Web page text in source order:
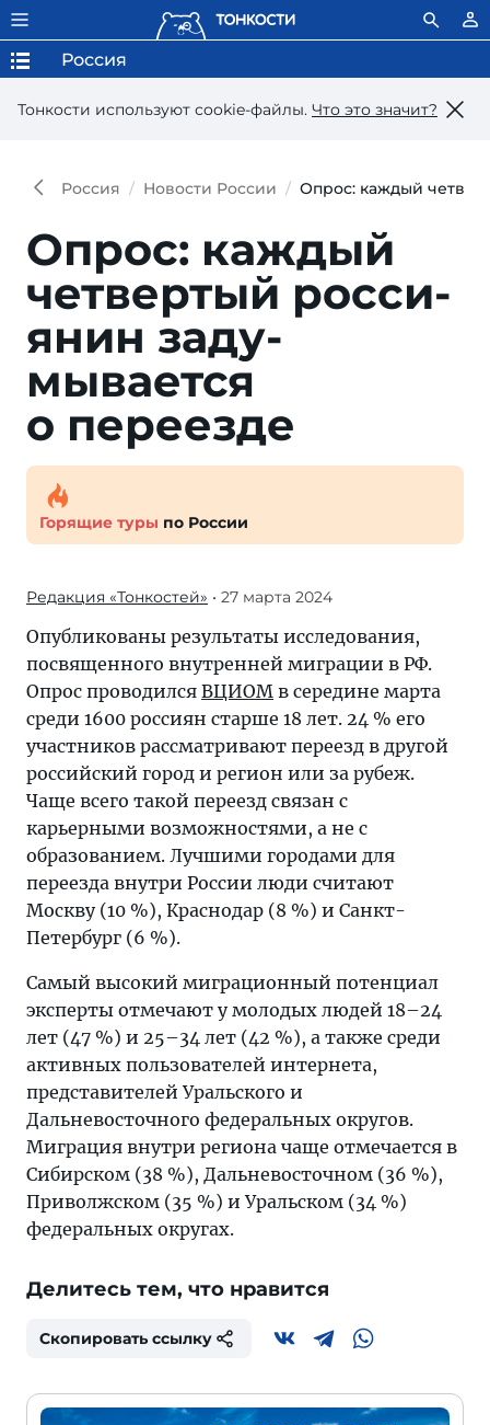
Тонкости используют сookie-файлы. Что это значит?
Россия
Россия Новости России Опрос: каждый
Опрос: каждый
четвертый росси­
янин заду­
мывается
о переезде
Горящие туры по России
Редакция «Тонкостей» • 27 марта 2024
Опубликованы результаты исследования,
посвященного внутренней миграции в РФ.
Опрос проводился ВЦИОМ в середине марта
среди 1600 россиян старше 18 лет. 24 % его
участников рассматривают переезд в другой
российский город и регион или за рубеж.
Чаще всего такой переезд связан с
карьерными возможностями, а не с
образованием. Лучшими городами для
переезда внутри России люди считают
Москву (10 %), Краснодар (8 %) и Санкт-
Петербург (6 %).
Самый высокий миграционный потенциал
эксперты отмечают у молодых людей 18–24
лет (47 %) и 25–34 лет (42 %), а также среди
активных пользователей интернета,
представителей Уральского и
Дальневосточного федеральных округов.
Миграция внутри региона чаще отмечается в
Сибирском (38 %), Дальневосточном (36 %),
Приволжском (35 %) и Уральском (34 %)
федеральных округах.
Делитесь тем, что нравится
Скопировать ссылку